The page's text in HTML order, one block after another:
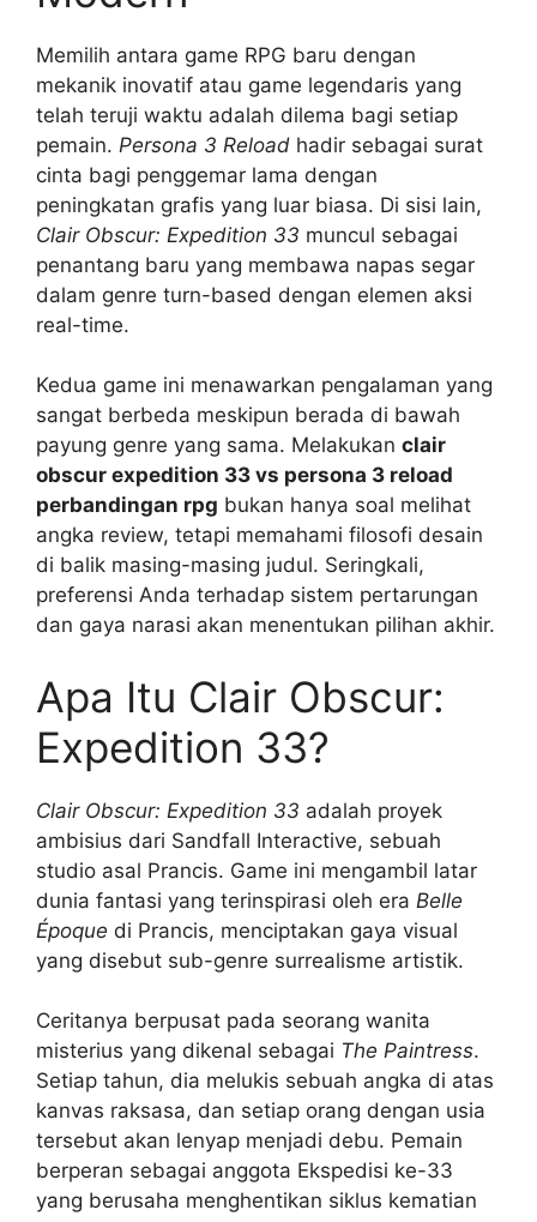
Memilih antara game RPG baru dengan
mekanik inovatif atau game legendaris yang
telah teruji waktu adalah dilema bagi setiap
pemain. Persona 3 Reload hadir sebagai surat
cinta bagi penggemar lama dengan
peningkatan grafis yang luar biasa. Di sisi lain,
Clair Obscur: Expedition 33 muncul sebagai
penantang baru yang membawa napas segar
dalam genre turn-based dengan elemen aksi
real-time.
Kedua game ini menawarkan pengalaman yang
sangat berbeda meskipun berada di bawah
payung genre yang sama. Melakukan clair
obscur expedition 33 vs persona 3 reload
perbandingan rpg bukan hanya soal melihat
angka review, tetapi memahami filosofi desain
di balik masing-masing judul. Seringkali,
preferensi Anda terhadap sistem pertarungan
dan gaya narasi akan menentukan pilihan akhir.
Apa Itu Clair Obscur:
Expedition 33?
Clair Obscur: Expedition 33 adalah proyek
ambisius dari Sandfall Interactive, sebuah
studio asal Prancis. Game ini mengambil latar
dunia fantasi yang terinspirasi oleh era Belle
Époque di Prancis, menciptakan gaya visual
yang disebut sub-genre surrealisme artistik.
Ceritanya berpusat pada seorang wanita
misterius yang dikenal sebagai The Paintress.
Setiap tahun, dia melukis sebuah angka di atas
kanvas raksasa, dan setiap orang dengan usia
tersebut akan lenyap menjadi debu. Pemain
berperan sebagai anggota Ekspedisi ke-33
yang berusaha menghentikan siklus kematian